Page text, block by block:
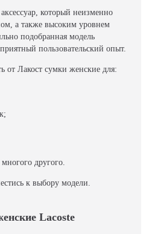
который неизменно
а также высоким уровнем
подобранная модель
пользовательский опыт.
от Лакост сумки женские для:
другого.
к выбору модели.
Lacoste